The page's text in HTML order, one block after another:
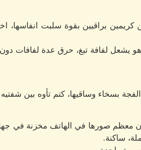
براقيين بقوة سلبت انفاسها،
يشعل لفافة تبغ، حرق عدة لفافات
بسخاء وساقيها، كتم تأوه بين شفتيه
معظم صورها في الهاتف مخزنة في
ساكنة.